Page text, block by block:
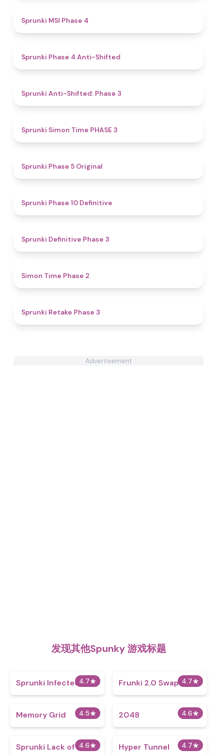
Sprunki MSI Phase 4
Sprunki Phase 4 Anti-Shifted
Sprunki Anti-Shifted: Phase 3
Sprunki Simon Time PHASE 3
Sprunki Phase 5 Original
Sprunki Phase 10 Definitive
Sprunki Definitive Phase 3
Simon Time Phase 2
Sprunki Retake Phase 3
Advertisement
发现其他Spunky 游戏标题
4.7★
Sprunki Infected Z 4.7★
Frunki 2.0 Swap​
4.5★
Memory Grid 4.6★
2048
4.6★
Sprunki Lack of Sleep 4.7★
Hyper Tunnel